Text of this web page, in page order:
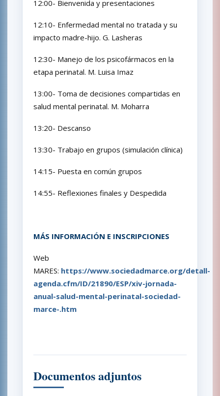
12:00- Bienvenida y presentaciones
12:10- Enfermedad mental no tratada y su
impacto madre-hijo. G. Lasheras
12:30- Manejo de los psicofármacos en la
etapa perinatal. M. Luisa Imaz
13:00- Toma de decisiones compartidas en
salud mental perinatal. M. Moharra
13:20- Descanso
13:30- Trabajo en grupos (simulación clínica)
14:15- Puesta en común grupos
14:55- Reflexiones finales y Despedida
MÁS INFORMACIÓN E INSCRIPCIONES
Web
MARES: https://www.sociedadmarce.org/detall-
agenda.cfm/ID/21890/ESP/xiv-jornada-
anual-salud-mental-perinatal-sociedad-
marce-.htm
Documentos adjuntos